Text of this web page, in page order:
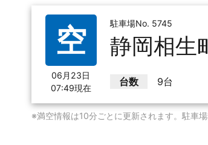
空
06月23日
07:49現在
駐車場No. 5745
静岡相生
台数 9台
※満空情報は10分ごとに更新されます。駐車